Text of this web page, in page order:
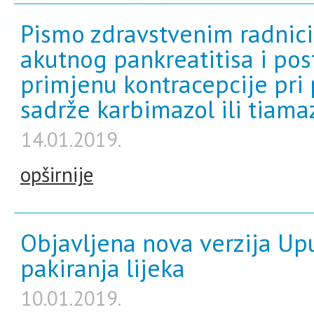
Pismo zdravstvenim
akutnog pankreatitisa i
primjenu kontracepcije
sadrže karbimazol ili
14.01.2019.
opširnije
Objavljena nova verzija
pakiranja lijeka
10.01.2019.